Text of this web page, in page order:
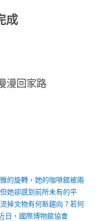
成
漫回家路
的旋轉，她的咖啡館被兩
她卻感到前所未有的平
掉文物有何新趨向？若何
日，國際博物館協會